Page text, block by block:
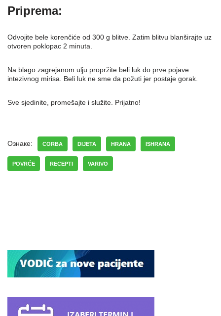
Priprema:
Odvojite bele korenčiće od 300 g blitve. Zatim blitvu blanširajte uz
otvoren poklopac 2 minuta.
Na blago zagrejanom ulju propržite beli luk do prve pojave
intezivnog mirisa. Beli luk ne sme da požuti jer postaje gorak.
Sve sjedinite, promešajte i služite. Prijatno!
Ознаке: CORBA DIJETA HRANA ISHRANA
POVRĆE RECEPTI VARIVO